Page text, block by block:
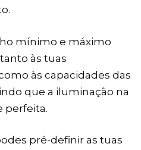
mínimo e máximo
às tuas
às capacidades das
que a iluminação na
perfeita.
pré-definir as tuas